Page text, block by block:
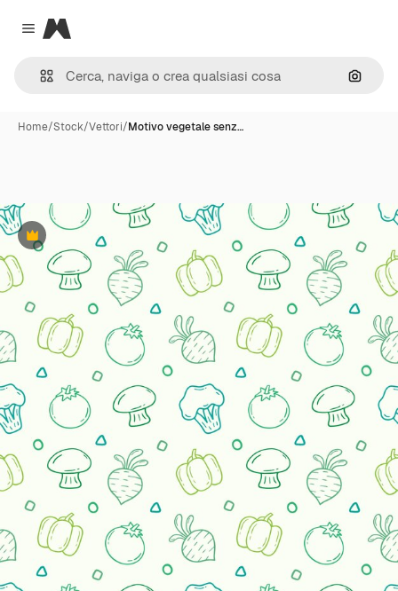
Close menu
Magnific
Cerca
Home/Stock/Vettori/Motivo vegetale senz…
Premium